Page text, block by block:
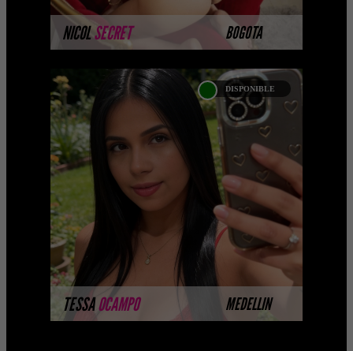
NICOLSECRET BOGOTA
MÁS INFORMACIÓN
TESSAOCAMPO MEDELLIN
DISPONIBLE
TESSA OCAMPO -
CATALOGO PLATINO
Próximamente.... Algunas de nuestras
modelos aún no tienen imágenes
disponibles en la web porque están
completando su sesión ...
MÁS INFORMACIÓN